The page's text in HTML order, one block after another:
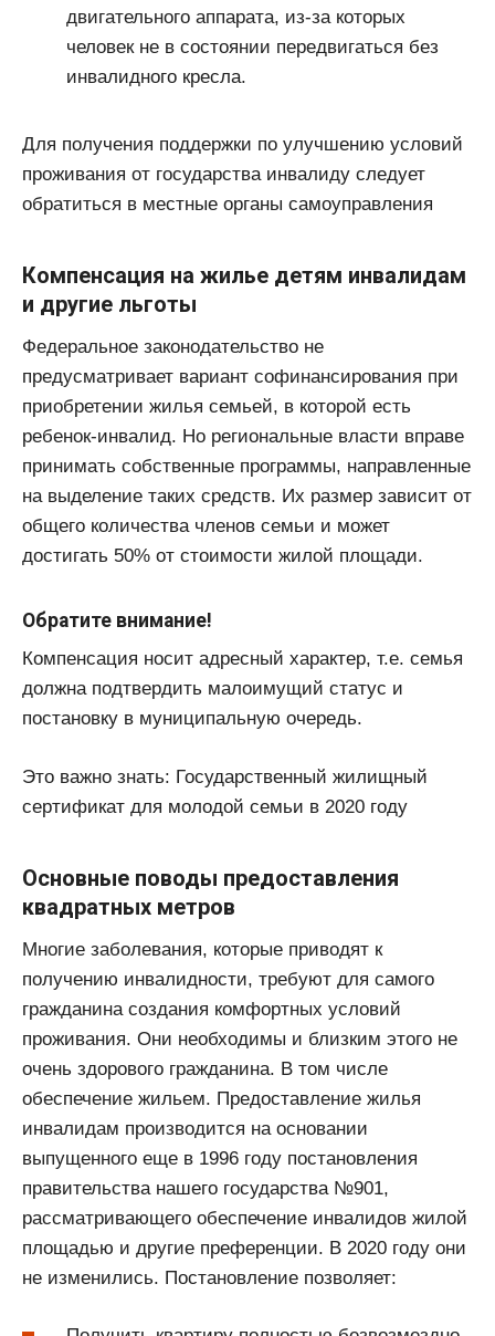
двигательного аппарата, из-за которых
человек не в состоянии передвигаться без
инвалидного кресла.
Для получения поддержки по улучшению условий
проживания от государства инвалиду следует
обратиться в местные органы самоуправления
Компенсация на жилье детям инвалидам
и другие льготы
Федеральное законодательство не
предусматривает вариант софинансирования при
приобретении жилья семьей, в которой есть
ребенок-инвалид. Но региональные власти вправе
принимать собственные программы, направленные
на выделение таких средств. Их размер зависит от
общего количества членов семьи и может
достигать 50% от стоимости жилой площади.
Обратите внимание!
Компенсация носит адресный характер, т.е. семья
должна подтвердить малоимущий статус и
постановку в муниципальную очередь.
Это важно знать: Государственный жилищный
сертификат для молодой семьи в 2020 году
Основные поводы предоставления
квадратных метров
Многие заболевания, которые приводят к
получению инвалидности, требуют для самого
гражданина создания комфортных условий
проживания. Они необходимы и близким этого не
очень здорового гражданина. В том числе
обеспечение жильем. Предоставление жилья
инвалидам производится на основании
выпущенного еще в 1996 году постановления
правительства нашего государства №901,
рассматривающего обеспечение инвалидов жилой
площадью и другие преференции. В 2020 году они
не изменились. Постановление позволяет: